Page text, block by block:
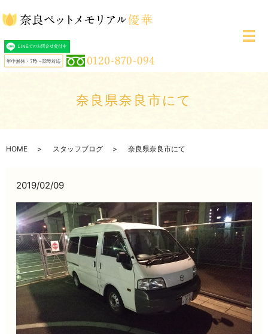
メ
奈良県奈良市にて
HOME スタッフブログ 奈良県奈良市にて
2019/02/09